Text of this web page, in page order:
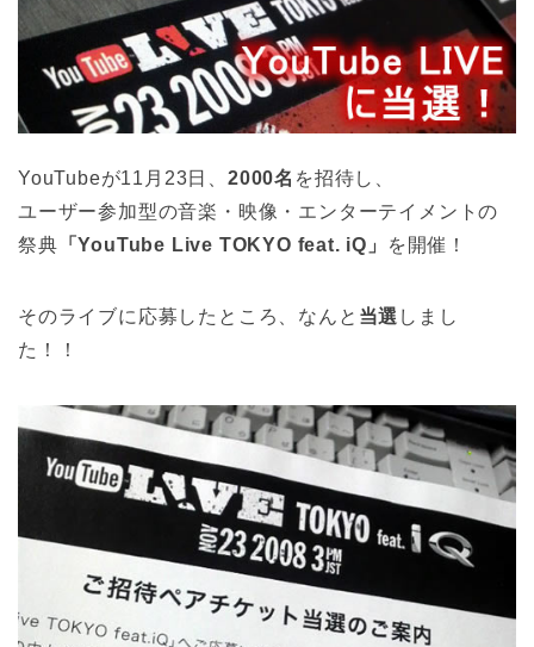
YouTubeが11月23日、 2000名 を招待し、
ユーザー参加型の音楽・映像・エンターテイメントの
祭典 「YouTube Live TOKYO feat. iQ」 を開催！
そのライブに応募したところ、なんと 当選 しまし
た！！